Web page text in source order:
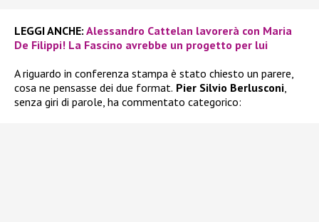
LEGGI ANCHE: Alessandro Cattelan lavorerà con Maria
De Filippi! La Fascino avrebbe un progetto per lui
A riguardo in conferenza stampa è stato chiesto un parere,
cosa ne pensasse dei due format. Pier Silvio Berlusconi
senza giri di parole, ha commentato categorico: